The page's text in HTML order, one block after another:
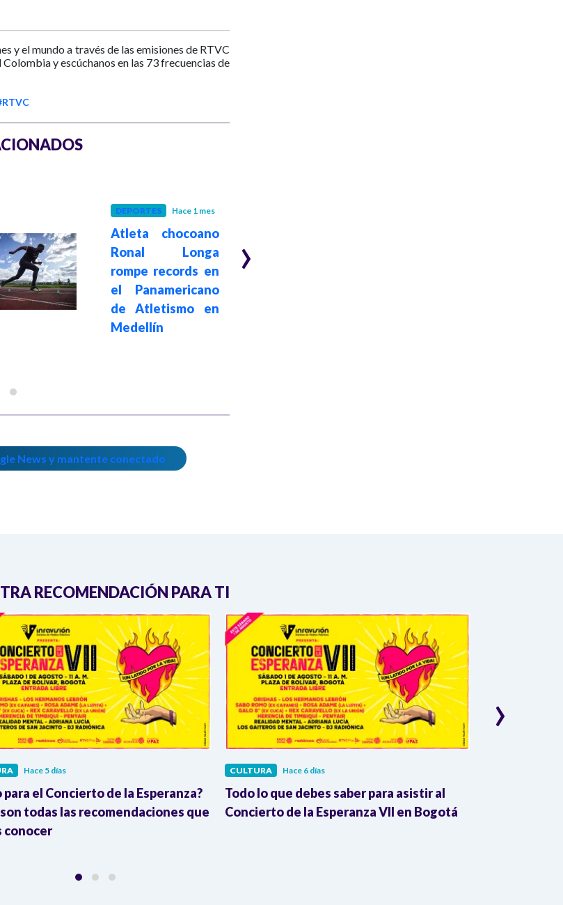
y el mundo a través de las emisiones de RTVC
y escúchanos en las 73 frecuencias de
DEPORTES Hace 1 mes
Atleta chocoano
Ronal Longa
rompe records en
el Panamericano
de Atletismo en
Medellín
›
News y mantente conectado
RECOMENDACIÓN PARA TI
Hace 5 días
para el Concierto de la Esperanza?
todas las recomendaciones que
conocer
CULTURA Hace 6 días
Todo lo que debes saber para asistir al
Concierto de la Esperanza VII en Bogotá
›